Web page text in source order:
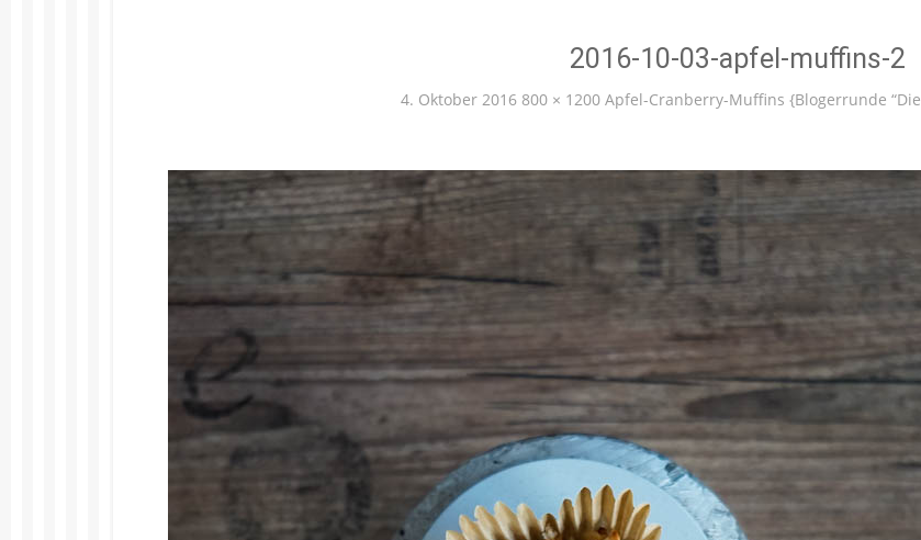
2016-10-03-apfel-muffins-2
4. Oktober 2016 800 × 1200 Apfel-Cranberry-Muffins {Blogerrunde